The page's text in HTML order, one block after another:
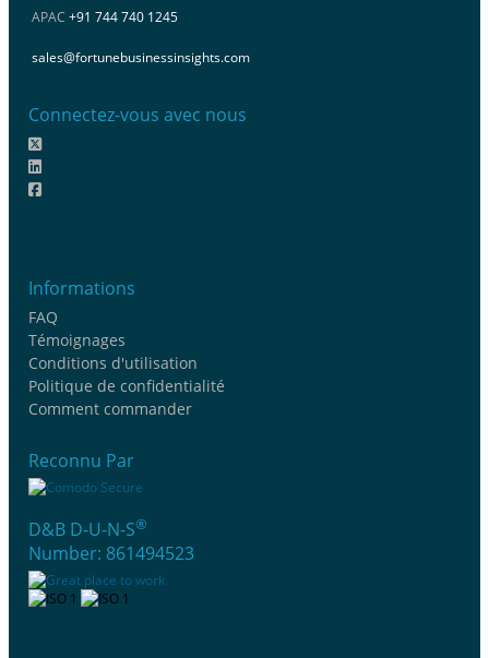
APAC +91 744 740 1245
sales@fortunebusinessinsights.com
Connectez-vous avec nous
Informations
FAQ
Témoignages
Conditions d'utilisation
Politique de confidentialité
Comment commander
Reconnu Par
D&B D-U-N-S®
Number: 861494523